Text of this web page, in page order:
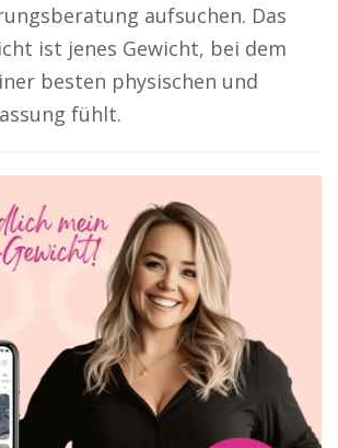
aufsuchen. Das
ist jenes Gewicht, bei dem
besten physischen und
fühlt.